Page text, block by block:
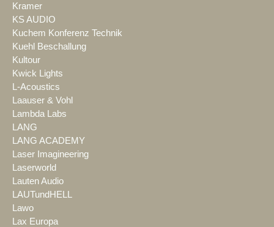
Kramer
KS AUDIO
Kuchem Konferenz Technik
Kuehl Beschallung
Kultour
Kwick Lights
L-Acoustics
Laauser & Vohl
Lambda Labs
LANG
LANG ACADEMY
Laser Imagineering
Laserworld
Lauten Audio
LAUTundHELL
Lawo
Lax Europa